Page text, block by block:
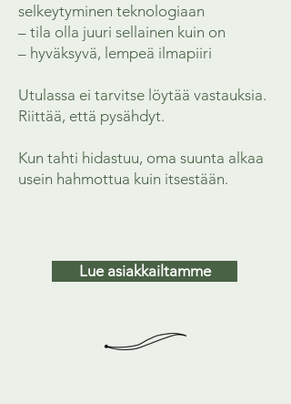
selkeytyminen teknologiaan
– tila olla juuri sellainen kuin on
– hyväksyvä, lempeä ilmapiiri
Utulassa ei tarvitse löytää vastauksia.
Riittää, että pysähdyt.
Kun tahti hidastuu, oma suunta alkaa
usein hahmottua kuin itsestään.
Lue asiakkailtamme